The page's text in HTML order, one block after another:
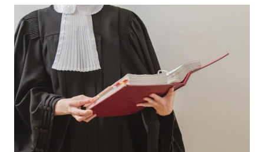
النصوص
القديمة،
الواقع
العملي،
ومفهوم
المعاملة
بالمثل